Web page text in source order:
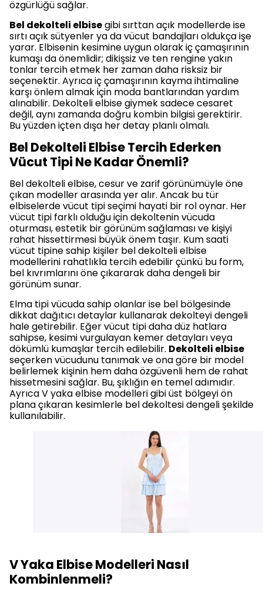
özgürlüğü sağlar.
Bel dekolteli elbisegibi sırttan açık modellerde ise
sırtı açık sütyenler ya da vücut bandajları oldukça işe
yarar. Elbisenin kesimine uygun olarak iç çamaşırının
kumaşı da önemlidir; dikişsiz ve ten rengine yakın
tonlar tercih etmek her zaman daha risksiz bir
seçenektir. Ayrıca iç çamaşırının kayma ihtimaline
karşı önlem almak için moda bantlarından yardım
alınabilir. Dekolteli elbise giymek sadece cesaret
değil, aynı zamanda doğru kombin bilgisi gerektirir.
Bu yüzden içten dışa her detay planlı olmalı.
Bel Dekolteli Elbise Tercih Ederken
Vücut Tipi Ne Kadar Önemli?
Bel dekolteli elbise, cesur ve zarif görünümüyle öne
çıkan modeller arasında yer alır. Ancak bu tür
elbiselerde vücut tipi seçimi hayati bir rol oynar. Her
vücut tipi farklı olduğu için dekoltenin vücuda
oturması, estetik bir görünüm sağlaması ve kişiyi
rahat hissettirmesi büyük önem taşır. Kum saati
vücut tipine sahip kişiler bel dekolteli elbise
modellerini rahatlıkla tercih edebilir çünkü bu form,
bel kıvrımlarını öne çıkararak daha dengeli bir
görünüm sunar.
Elma tipi vücuda sahip olanlar ise bel bölgesinde
dikkat dağıtıcı detaylar kullanarak dekolteyi dengeli
hale getirebilir. Eğer vücut tipi daha düz hatlara
sahipse, kesimi vurgulayan kemer detayları veya
dökümlü kumaşlar tercih edilebilir. Dekolteli elbise
seçerken vücudunu tanımak ve ona göre bir model
belirlemek kişinin hem daha özgüvenli hem de rahat
hissetmesini sağlar. Bu, şıklığın en temel adımıdır.
Ayrıca V yaka elbise modelleri gibi üst bölgeyi ön
plana çıkaran kesimlerle bel dekoltesi dengeli şekilde
kullanılabilir.
V Yaka Elbise Modelleri Nasıl
Kombinlenmeli?